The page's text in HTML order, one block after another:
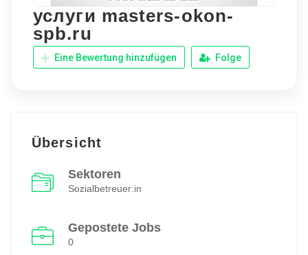
услуги masters-okon-
spb.ru
Eine Bewertung hinzufügen Folge
Übersicht
Sektoren
Sozialbetreuer:in
Gepostete Jobs
0